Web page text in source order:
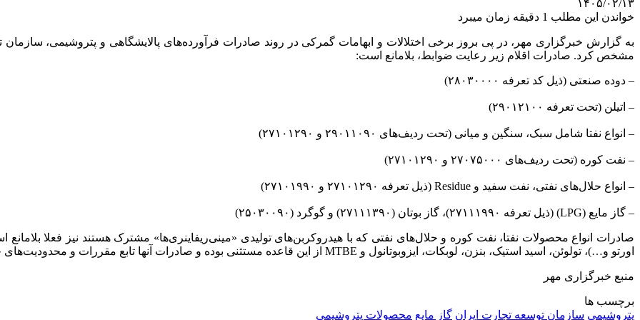
۱۴۰۵/۰۲/۱۳
خواندن این مطلب 1 دقیقه زمان میبرد
به گزارش خبرگزاری مهر، در پی بروز برخی اختلالات و ابهامات گمرکی در روند صادرات فرآورده‌های پالایشگاهی و پتروشیمی،
مشخص کرد. صادرات اقلام زیر رعایت ضوابط، بلامانع است:
– دوده صنعتی (ذیل کد تعرفه ۲۸۰۳۰۰۰۰)
– اتیلن (تحت تعرفه ۲۹۰۱۲۱۰۰)
– انواع نفتا شامل سبک، سنگین و میانی (تحت ردیف‌های ۲۹۰۱۱۰۹۰ و ۲۷۱۰۱۲۹۰)
– نفت کوره (تحت ردیف‌های ۲۷۰۷۵۰۰۰ و ۲۷۱۰۱۲۹۰)
– انواع حلال‌های نفتی، نفت سفید و Residue (ذیل تعرفه ۲۷۱۰۱۲۹۰ و ۲۷۱۰۱۹۹۰)
– گاز مایع (LPG) (ذیل تعرفه ۲۷۱۱۱۹۹۰)، گاز بوتان (۲۷۱۱۱۳۹۰) و گوگرد (۲۵۰۳۰۰۹۰)
صادرات انواع محصولات نفتا، نفت کوره و حلال‌های نفتی که با هیدروکربن‌های تولیدی «مینی‌ریفاینری‌ها» مشترک هستند نیز فعلا بلامانع
اورتو و…)، تولوئن، اسید استیک، بنزن، لوبکات، ایزوبوتانول و MTBE از این قاعده مستثنی بوده و صادرات آنها تابع مقررات و محدودیت‌های خاص خود خواهد بود.
منبع خبرگزاری مهر
برچسب ها
پتروشیمی سازمان توسعه تجارت ایران گاز مایع محصولات پتروشیمی